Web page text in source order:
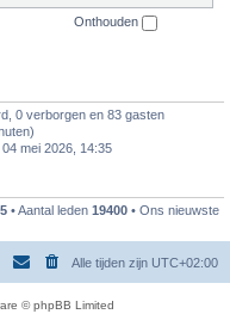
Onthouden
0 verborgen en 83 gasten
04 mei 2026, 14:35
• Aantal leden 19400 • Ons nieuwste
Alle tijden zijn UTC+02:00
© phpBB Limited